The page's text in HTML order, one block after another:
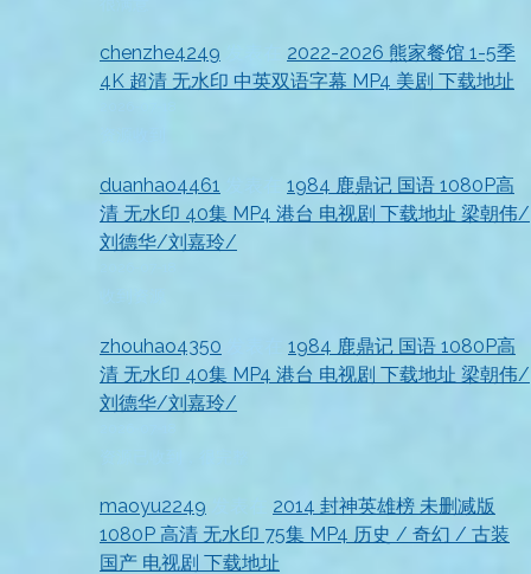
chenzhe4249
2022-2026 熊家餐馆 1-5季
4K 超清 无水印 中英双语字幕 MP4 美剧 下载地址
duanhao4461
1984 鹿鼎记 国语 1080P高
清 无水印 40集 MP4 港台 电视剧 下载地址 梁朝伟/
刘德华/刘嘉玲/
zhouhao4350
1984 鹿鼎记 国语 1080P高
清 无水印 40集 MP4 港台 电视剧 下载地址 梁朝伟/
刘德华/刘嘉玲/
maoyu2249
2014 封神英雄榜 未删减版
1080P 高清 无水印 75集 MP4 历史 / 奇幻 / 古装
国产 电视剧 下载地址